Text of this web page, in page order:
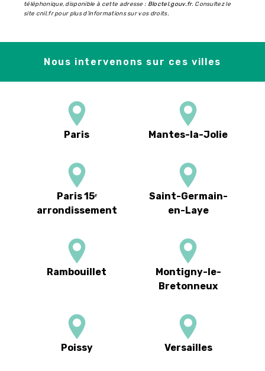
téléphonique, disponible à cette adresse : Bloctel.gouv.fr. Consultez le
site cnil.fr pour plus d’informations sur vos droits.
Nous intervenons sur ces villes
Paris Mantes-la-Jolie
Paris 15ᵉ
arrondissement
Saint-Germain-
en-Laye
Rambouillet
Montigny-le-
Bretonneux
Poissy Versailles